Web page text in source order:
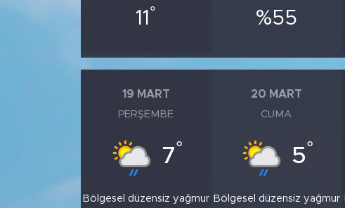
11 ° %55
19 MART
PERŞEMBE
7°
Bölgesel düzensiz yağmur
20 MART
CUMA
5°
Bölgesel düzensiz yağmur